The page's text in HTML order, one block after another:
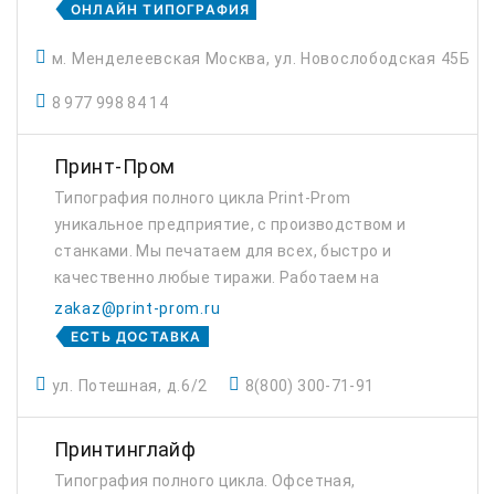
ОНЛАЙН ТИПОГРАФИЯ
м. Менделеевская Москва, ул. Новослободская 45Б
8 977 998 84 14
Принт-Пром
Типография полного цикла Print-Prom
уникальное предприятие, с производством и
станками. Мы печатаем для всех, быстро и
качественно любые тиражи. Работаем на
рынке с 1998 г.
zakaz@print-prom.ru
ЕСТЬ ДОСТАВКА
ул. Потешная, д.6/2 8(800) 300-71-91
Принтинглайф
Типография полного цикла. Офсетная,